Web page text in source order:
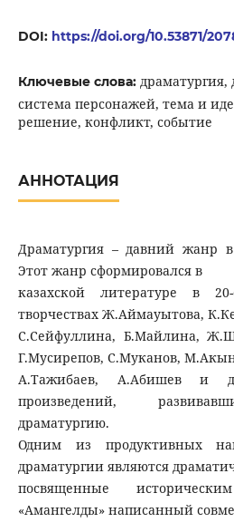
DOI: https://doi.org/10.53871/
Ключевые слова: драматургия,
система персонажей, тема и
решение, конфликт, событие
АННОТАЦИЯ
Драматургия – давний жанр
Этот жанр сформировался в
казахской литературе в
творчествах Ж.Аймауытова,
С.Сейфуллина, Б.Майлина,
Г.Мусирепов, С.Муканов,
А.Тажибаев, А.Абишев и
произведений,
драматургию.
Одним из продуктивных
драматургии являются
посвященные
«Амангелды» написанный